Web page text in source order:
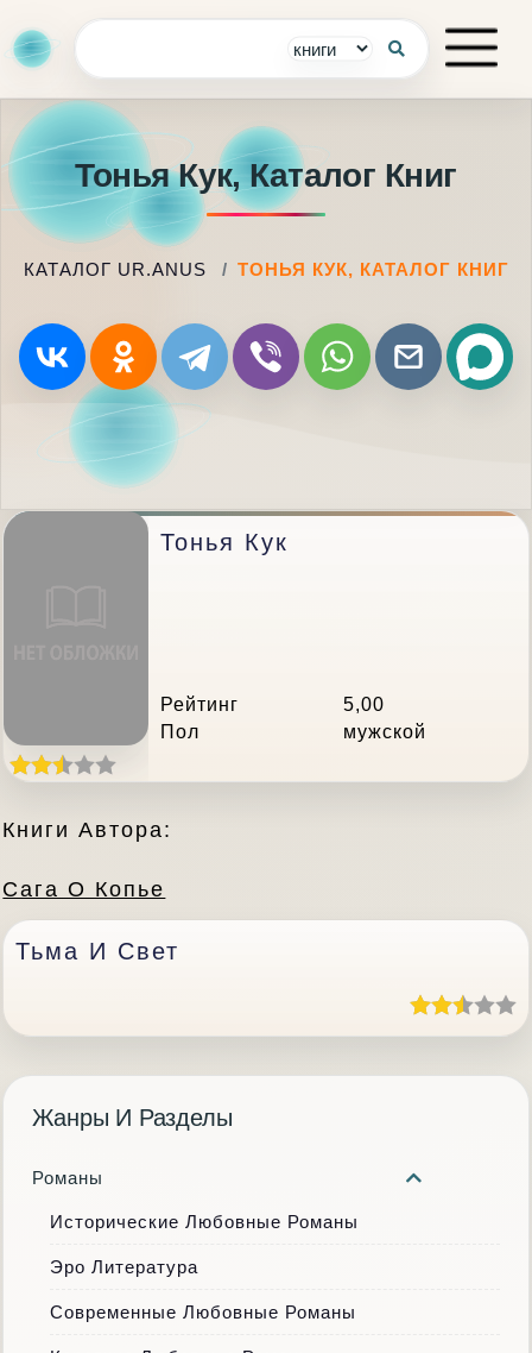
Тонья Кук, Каталог Книг
КАТАЛОГ UR.ANUS ТОНЬЯ КУК, КАТАЛОГ КНИГ
Тонья Кук
Рейтинг
5,00
Пол
мужской
Книги Автора:
Сага О Копье
Тьма И Свет
Жанры И Разделы
Романы
Исторические Любовные Романы
Эро Литература
Современные Любовные Романы